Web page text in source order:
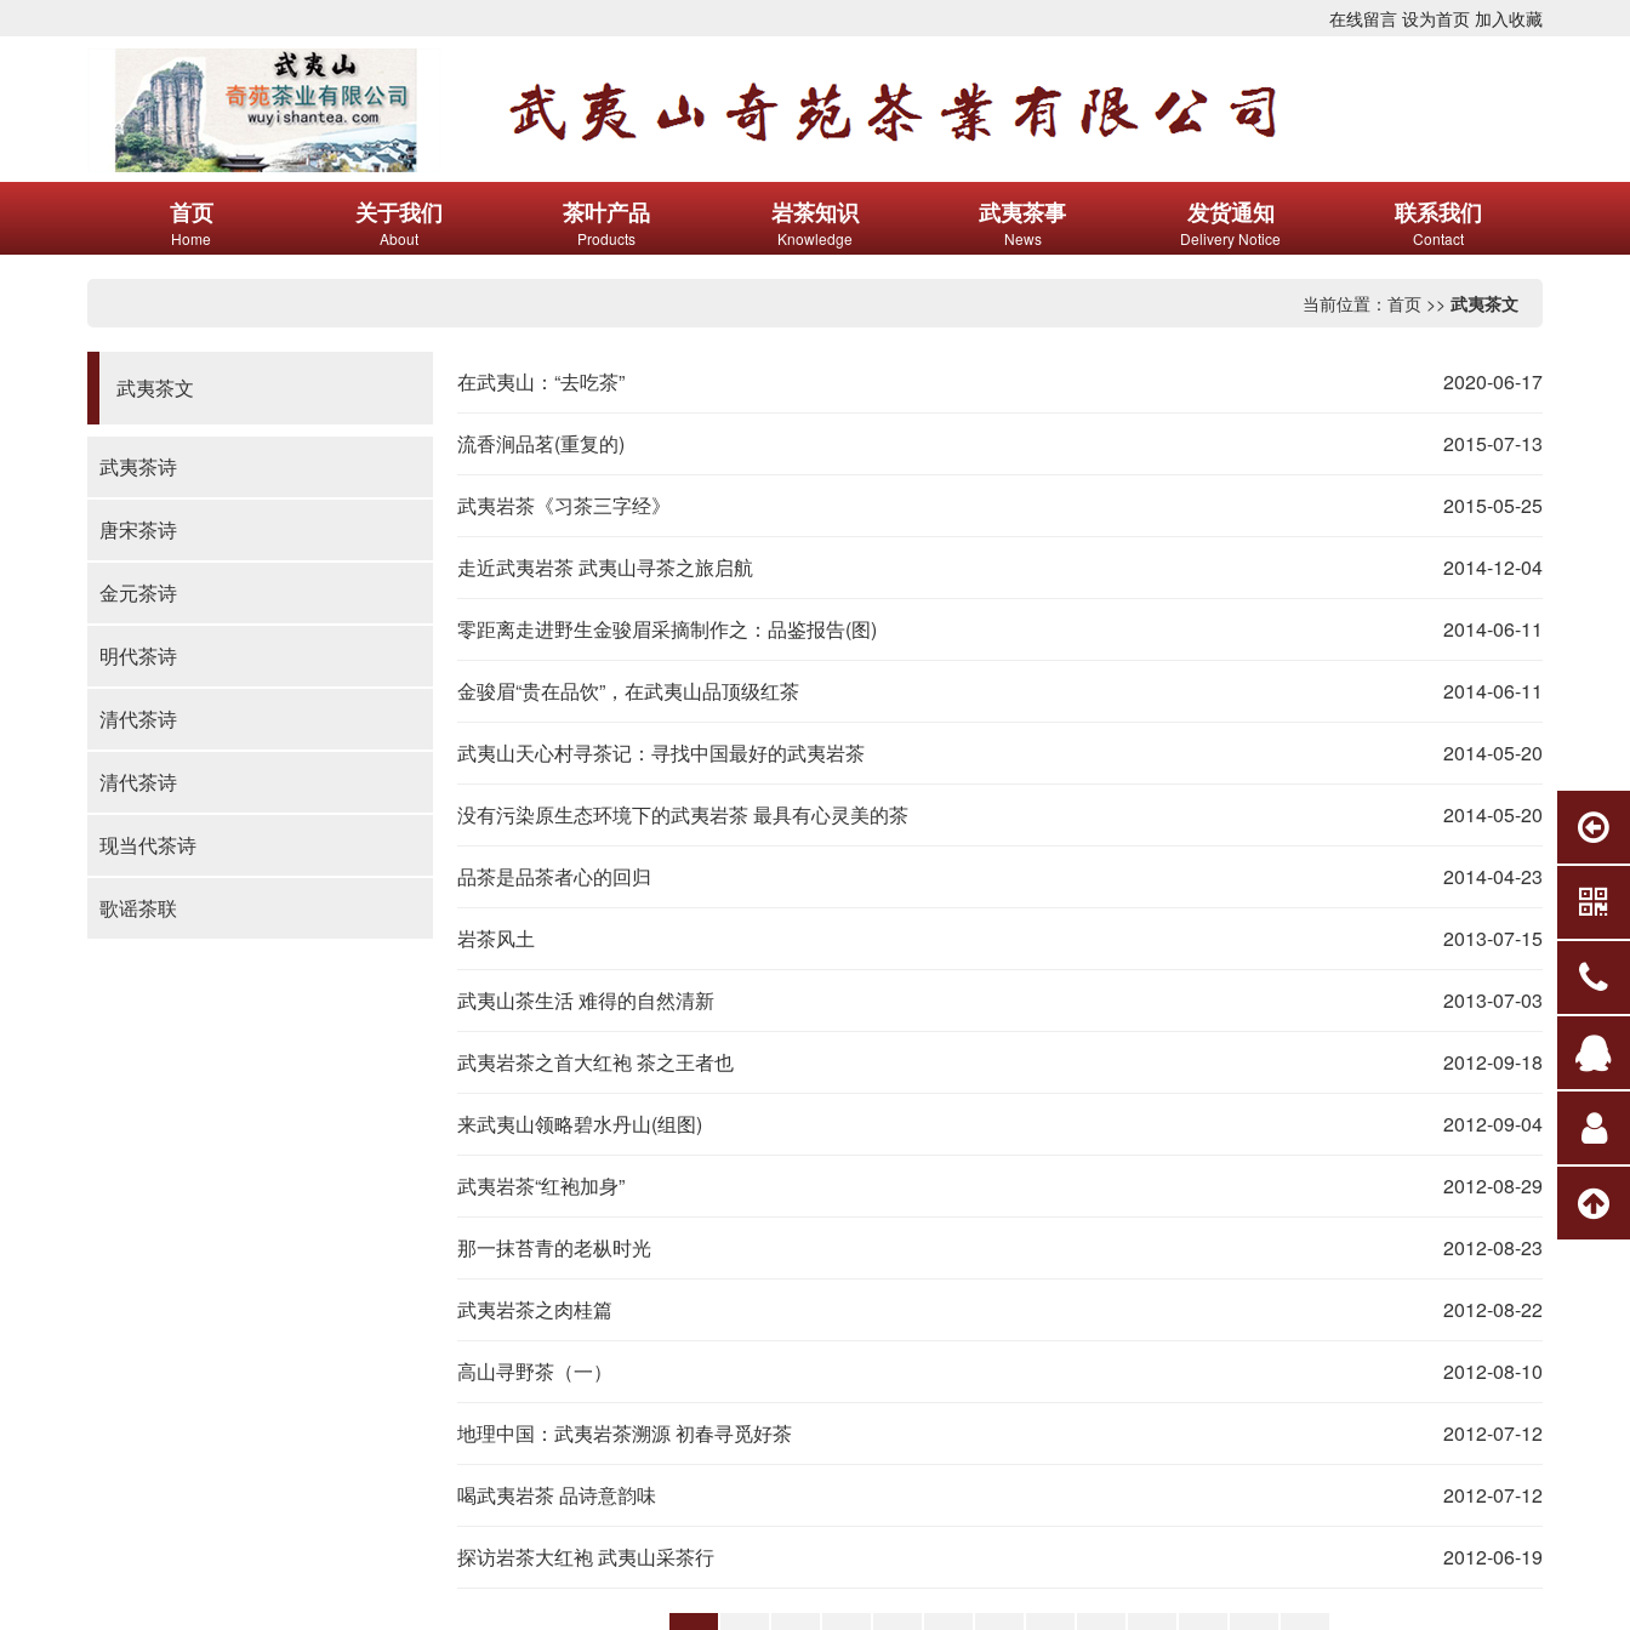
在线留言 设为首页 加入收藏
首页
Home
关于我们
About
茶叶产品
Products
岩茶知识
Knowledge
武夷茶事
News
发货通知
Delivery Notice
联系我们
Contact
当前位置： 首页 >> 武夷茶文
武夷茶文
武夷茶诗
唐宋茶诗
金元茶诗
明代茶诗
清代茶诗
清代茶诗
现当代茶诗
歌谣茶联
2020-06-17
在武夷山：“去吃茶”
2015-07-13
流香涧品茗(重复的)
2015-05-25
武夷岩茶《习茶三字经》
2014-12-04
走近武夷岩茶 武夷山寻茶之旅启航
2014-06-11
零距离走进野生金骏眉采摘制作之：品鉴报告(图)
2014-06-11
金骏眉“贵在品饮”，在武夷山品顶级红茶
2014-05-20
武夷山天心村寻茶记：寻找中国最好的武夷岩茶
2014-05-20
没有污染原生态环境下的武夷岩茶 最具有心灵美的茶
2014-04-23
品茶是品茶者心的回归
2013-07-15
岩茶风土
2013-07-03
武夷山茶生活 难得的自然清新
2012-09-18
武夷岩茶之首大红袍 茶之王者也
2012-09-04
来武夷山领略碧水丹山(组图)
2012-08-29
武夷岩茶“红袍加身”
2012-08-23
那一抹苔青的老枞时光
2012-08-22
武夷岩茶之肉桂篇
2012-08-10
高山寻野茶（一）
2012-07-12
地理中国：武夷岩茶溯源 初春寻觅好茶
2012-07-12
喝武夷岩茶 品诗意韵味
2012-06-19
探访岩茶大红袍 武夷山采茶行